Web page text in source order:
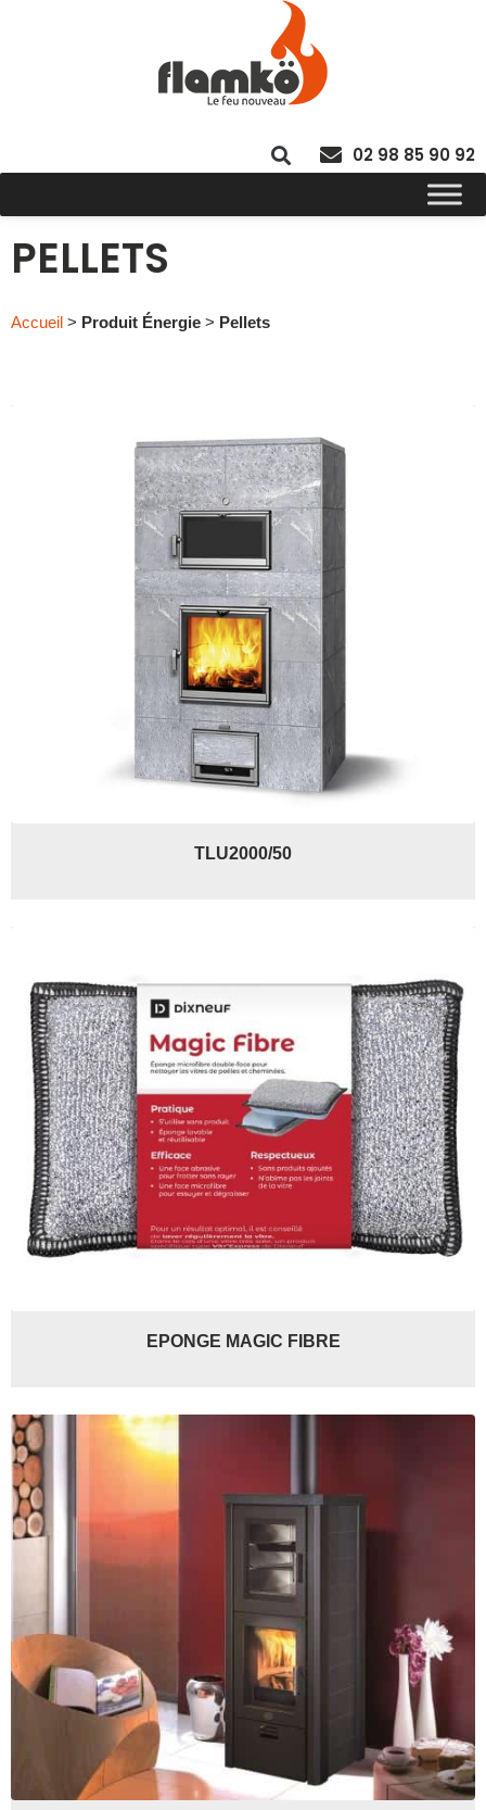
02 98 85 90 92
PELLETS
Accueil > Produit Énergie > Pellets
TLU2000/50
EPONGE MAGIC FIBRE